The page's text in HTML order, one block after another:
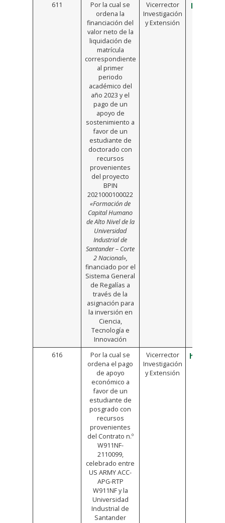
611
Por la cual se
ordena la
financiación del
valor neto de la
liquidación de
matrícula
correspondiente
al primer
periodo
académico del
año 2023 y el
pago de un
apoyo de
sostenimiento a
favor de un
estudiante de
doctorado con
recursos
provenientes
del proyecto
BPIN
2021000100022
«Formación de
Capital Humano
de Alto Nivel de la
Universidad
Industrial de
Santander – Corte
2 Nacional»,
financiado por el
Sistema General
de Regalías a
través de la
asignación para
la inversión en
Ciencia,
Tecnología e
Innovación
Vicerrector
Investigación
y Extensión
https://
616
Por la cual se
ordena el pago
de apoyo
económico a
favor de un
estudiante de
posgrado con
recursos
provenientes
del Contrato n.º
W911NF-
2110099,
celebrado entre
US ARMY ACC-
APG-RTP
W911NF y la
Universidad
Industrial de
Santander
Vicerrector
Investigación
y Extensión
https://